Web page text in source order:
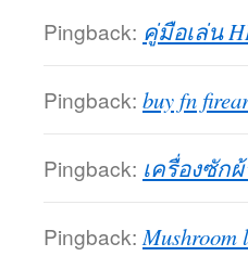
Pingback: คู่มือเล่น
Pingback: buy fn
Pingback: เครื่องซัก
Pingback: Mushroom